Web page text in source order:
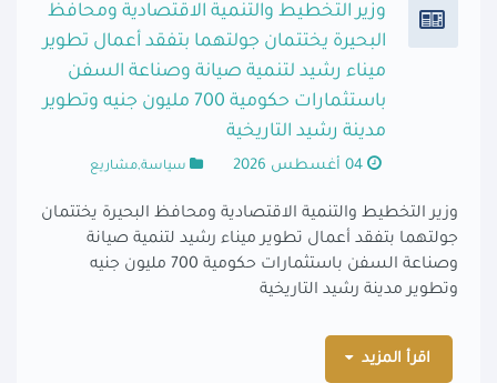
وزير التخطيط والتنمية الاقتصادية ومحافظ
البحيرة يختتمان جولتهما بتفقد أعمال تطوير
ميناء رشيد لتنمية صيانة وصناعة السفن
باستثمارات حكومية 700 مليون جنيه وتطوير
مدينة رشيد التاريخية
04 أغسطس 2026 سياسة,مشاريع
وزير التخطيط والتنمية الاقتصادية ومحافظ البحيرة يختتمان
جولتهما بتفقد أعمال تطوير ميناء رشيد لتنمية صيانة
وصناعة السفن باستثمارات حكومية 700 مليون جنيه
وتطوير مدينة رشيد التاريخية
اقرأ المزيد